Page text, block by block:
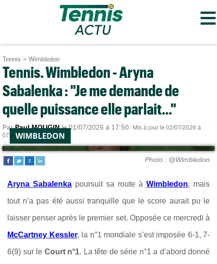
≡
Tennis > Wimbledon
Tennis. Wimbledon - Aryna
Sabalenka : "Je me demande de
quelle puissance elle parlait..."
ParPaul MOUGINle 01/07/2026 à 17:50.
Mis à jour le 02/07/2026 à
07:50.WIMBLEDON
Photo : @Wimbledon
Aryna Sabalenka poursuit sa route à Wimbledon, mais
tout n’a pas été aussi tranquille que le score aurait pu le
laisser penser après le premier set. Opposée ce mercredi à
McCartney Kessler, la n°1 mondiale s’est imposée 6-1, 7-
6(9) sur le Court n°1. La tête de série n°1 a d’abord donné